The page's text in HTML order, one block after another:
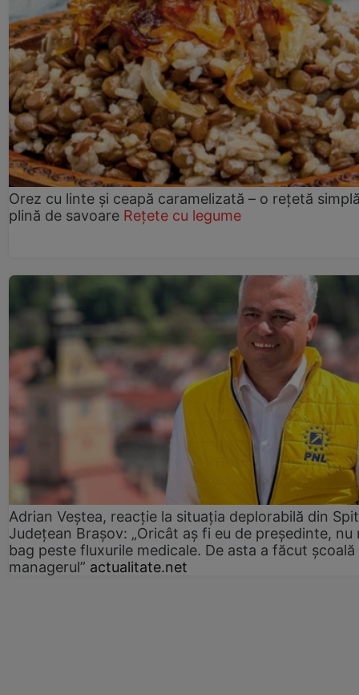
Orez cu linte și ceapă caramelizată – o rețetă
plină de savoare Rețete cu legume
Adrian Veștea, reacție la situația deplorabilă din
Județean Brașov: „Oricât aș fi eu de președinte, nu
bag peste fluxurile medicale. De asta a făcut școală
managerul” actualitate.net